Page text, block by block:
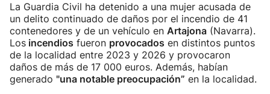
La Guardia Civil ha detenido a una mujer acusada de
un delito continuado de daños por el incendio de 41
contenedores y de un vehículo en Artajona (Navarra).
Los incendios fueron provocados en distintos puntos
de la localidad entre 2023 y 2026 y provocaron
daños de más de 17 000 euros. Además, habían
generado "una notable preocupación” en la localidad.